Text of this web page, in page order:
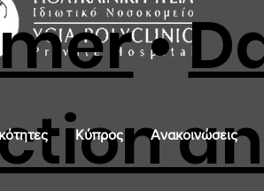
•
Κύπρος Ανακοινώσεις